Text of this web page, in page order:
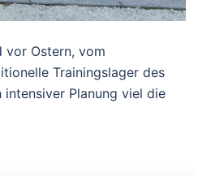
vor Ostern, vom
Trainingslager des
intensiver Planung viel die